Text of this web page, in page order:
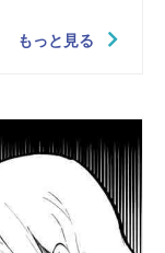
もっと見る